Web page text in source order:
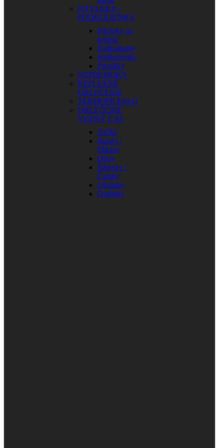
NÁVLEKY –
PODKOLIENKY
Návleky na
kolená
Podkolienky
Nadkolienky
Ponožky
NEPREMOKY
REFLEXNÉ
OBLEČENIE
TERMOPRÁDLO
OBLEČENIE
VOĽNÝ ČAS
Tričká
Bundy /
Mikiny
Obuv
Šiltovky /
Čiapky
Okuliare
Doplnky